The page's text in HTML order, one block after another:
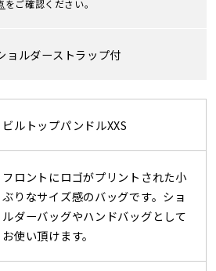
をご確認ください。
ョルダーストラップ付
ビルトップパンドルXXS
フロントにロゴがプリントされた小
ぶりなサイズ感のバッグです。ショ
ルダーバッグやハンドバッグとして
お使い頂けます。